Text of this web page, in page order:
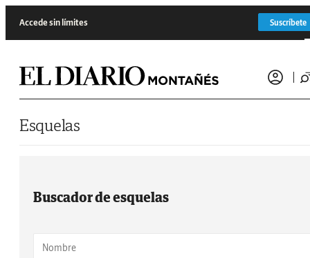
Accede sin límites Suscríbete
Esquelas
Buscador de esquelas